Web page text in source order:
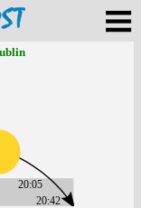
20:42
20:05